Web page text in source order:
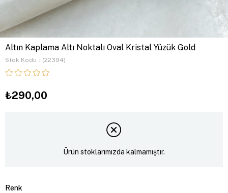
Altın Kaplama Altı Noktalı Oval Kristal Yüzük Gold
Stok Kodu (22394)
₺290,00
Ürün stoklarımızda kalmamıştır.
Renk